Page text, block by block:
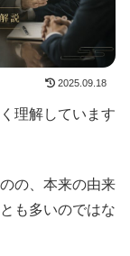
2025.09.18
理解しています
の、本来の由来
も多いのではな